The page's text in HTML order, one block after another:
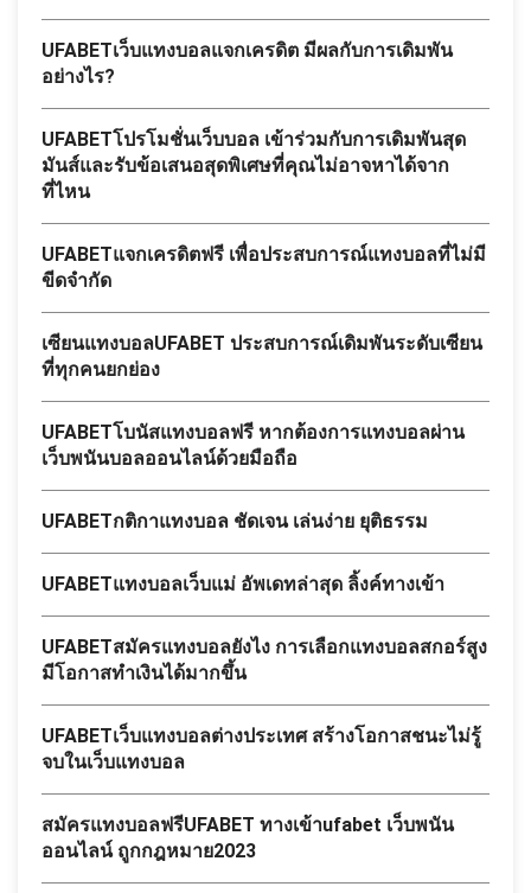
UFABETเว็บแทงบอลแจกเครดิต มีผลกับการเดิมพัน
อย่างไร?
UFABETโปรโมชั่นเว็บบอล เข้าร่วมกับการเดิมพันสุด
มันส์และรับข้อเสนอสุดพิเศษที่คุณไม่อาจหาได้จาก
ที่ไหน
UFABETแจกเครดิตฟรี เพื่อประสบการณ์แทงบอลที่ไม่มี
ขีดจำกัด
เซียนแทงบอลUFABET ประสบการณ์เดิมพันระดับเซียน
ที่ทุกคนยกย่อง
UFABETโบนัสแทงบอลฟรี หากต้องการแทงบอลผ่าน
เว็บพนันบอลออนไลน์ด้วยมือถือ
UFABETกติกาแทงบอล ชัดเจน เล่นง่าย ยุติธรรม
UFABETแทงบอลเว็บแม่ อัพเดทล่าสุด ลิ้งค์ทางเข้า
UFABETสมัครแทงบอลยังไง การเลือกแทงบอลสกอร์สูง
มีโอกาสทำเงินได้มากขึ้น
UFABETเว็บแทงบอลต่างประเทศ สร้างโอกาสชนะไม่รู้
จบในเว็บแทงบอล
สมัครแทงบอลฟรีUFABET ทางเข้าufabet เว็บพนัน
ออนไลน์ ถูกกฎหมาย2023